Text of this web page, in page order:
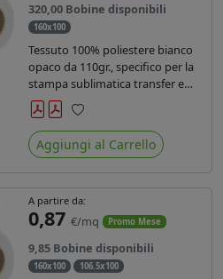
320,00 Bobine disponibili
160x100
Tessuto 100% poliestere bianco
opaco da 110gr., specifico per la
stampa sublimatica transfer e
diretta. Ideale per la realizzazione
di stendardi e bandiere, grazie al
passaggio dell'inchiostro su
entrambi i lati. Dotato di
Preferiti
Aggiungi al Carrello
A partire da:
0,87 €/mq Promo Mese
9,85 Bobine disponibili
160x100 106.5x100